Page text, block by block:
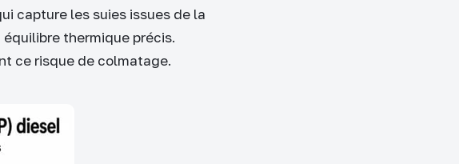
capture les suies issues de la
thermique précis.
ce risque de colmatage.